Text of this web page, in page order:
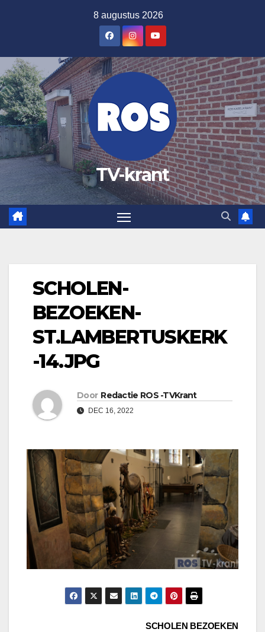
inhoud
8 augustus 2026
TV-krant
SCHOLEN-
BEZOEKEN-
ST.LAMBERTUSKERK
-14.JPG
Door Redactie ROS -TVKrant
DEC 16, 2022
SCHOLEN BEZOEKEN